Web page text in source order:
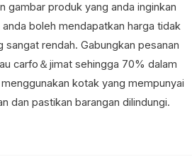
gambar produk yang anda inginkan
boleh mendapatkan harga tidak
sangat rendah. Gabungkan pesanan
carfo＆jimat sehingga 70% dalam
kotak yang mempunyai
dan pastikan barangan dilindungi.